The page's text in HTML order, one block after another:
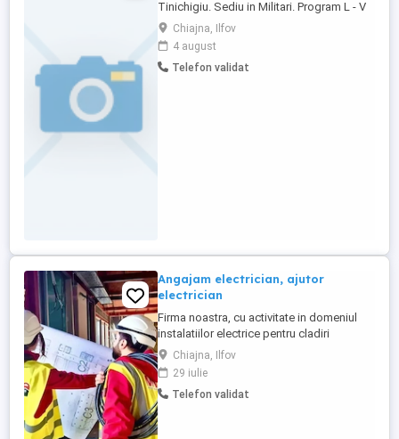
Tinichigiu. Sediu in Militari. Program L - V
8:30 - 17:00 cu pauza de masa
Chiajna, Ilfov
4 august
Telefon validat
Angajam electrician, ajutor
electrician
Firma noastra, cu activitate in domeniul
instalatiilor electrice pentru cladiri
industriale, cauta colegi noi pentru
extinderea echipei. Activitatea se
desfasoara in Bucuresti si Ilfov. Posturi
disponibile: - Electrician; - Ajutor
Chiajna, Ilfov
29 iulie
Telefon validat